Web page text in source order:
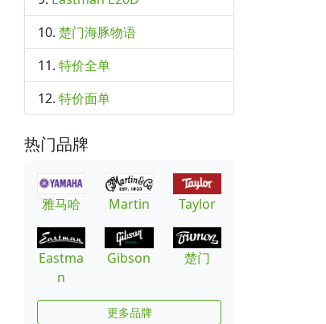
楚门海豚物语
特价全单
特价面单
热门品牌
雅马哈 Martin Taylor
Eastma
n
Gibson 楚门
更多品牌